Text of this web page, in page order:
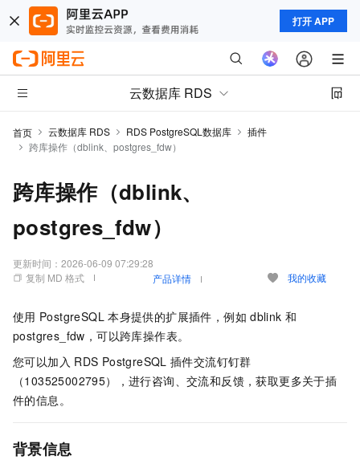
打开 APP
云数据库 RDS
首页 云数据库 RDS RDS PostgreSQL数据库
插件
跨库操作（dblink、postgres_fdw）
跨库操作（dblink、
postgres_fdw）
更新时间： 2026-06-09 07:29:28
复制 MD 格式
产品详情 我的收藏
使用 PostgreSQL 本身提供的扩展插件，例如 dblink 和
postgres_fdw，可以跨库操作表。
您可以加入 RDS PostgreSQL 插件交流钉钉群
（103525002795），进行咨询、交流和反馈，获取更多关于插
件的信息。
背景信息